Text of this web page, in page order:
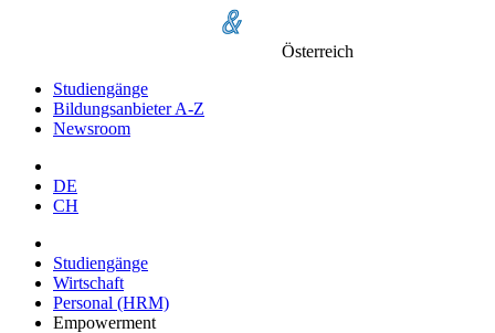
Österreich
Studiengänge
Bildungsanbieter A-Z
Newsroom
DE
CH
Studiengänge
Wirtschaft
Personal (HRM)
Empowerment